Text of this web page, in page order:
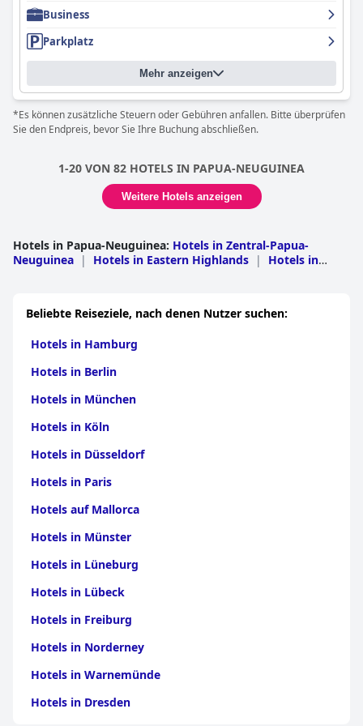
Business
Parkplatz
Mehr anzeigen
*Es können zusätzliche Steuern oder Gebühren anfallen. Bitte überprüfen
Sie den Endpreis, bevor Sie Ihre Buchung abschließen.
1-20 VON 82 HOTELS IN PAPUA-NEUGUINEA
Weitere Hotels anzeigen
Hotels in Papua-Neuguinea: Hotels in Zentral-Papua-
Neuguinea | Hotels in Eastern Highlands |
Hotels in
Britain | Hotels in Western
Beliebte Reiseziele, nach denen Nutzer suchen:
Hotels in Hamburg
Hotels in Berlin
Hotels in München
Hotels in Köln
Hotels in Düsseldorf
Hotels in Paris
Hotels auf Mallorca
Hotels in Münster
Hotels in Lüneburg
Hotels in Lübeck
Hotels in Freiburg
Hotels in Norderney
Hotels in Warnemünde
Hotels in Dresden